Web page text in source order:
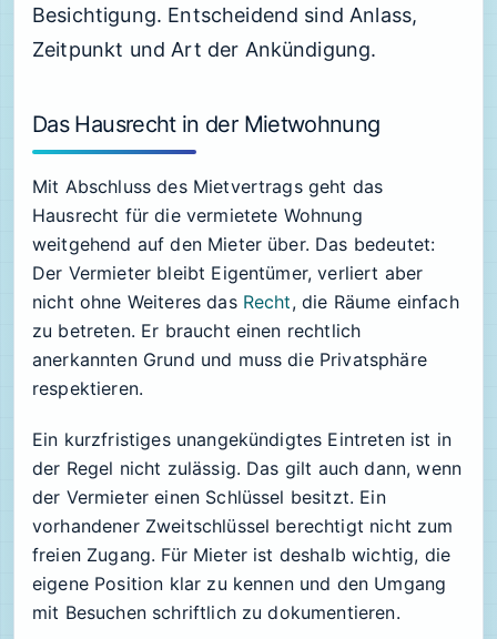
Besichtigung. Entscheidend sind Anlass,
Zeitpunkt und Art der Ankündigung.
Das Hausrecht in der Mietwohnung
Mit Abschluss des Mietvertrags geht das
Hausrecht für die vermietete Wohnung
weitgehend auf den Mieter über. Das bedeutet:
Der Vermieter bleibt Eigentümer, verliert aber
nicht ohne Weiteres das Recht, die Räume einfach
zu betreten. Er braucht einen rechtlich
anerkannten Grund und muss die Privatsphäre
respektieren.
Ein kurzfristiges unangekündigtes Eintreten ist in
der Regel nicht zulässig. Das gilt auch dann, wenn
der Vermieter einen Schlüssel besitzt. Ein
vorhandener Zweitschlüssel berechtigt nicht zum
freien Zugang. Für Mieter ist deshalb wichtig, die
eigene Position klar zu kennen und den Umgang
mit Besuchen schriftlich zu dokumentieren.